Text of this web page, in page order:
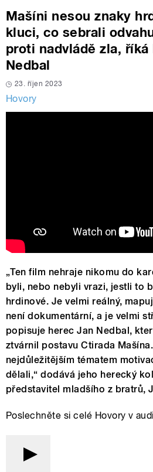
Mašíni nesou znaky
kluci, co sebrali
proti nadvládě zla, říká
Nedbal
23. říjen 2023
Hovory
„Ten film nehraje nikomu do
byli, nebo nebyli vrazi, jestli to
hrdinové. Je velmi reálný,
není dokumentární, a je velmi
popisuje herec Jan Nedbal,
ztvárnil postavu Ctirada
nejdůležitějším tématem
dělali,“ dodává jeho herecký
představitel mladšího z bratrů,
Poslechněte si celé Hovory v